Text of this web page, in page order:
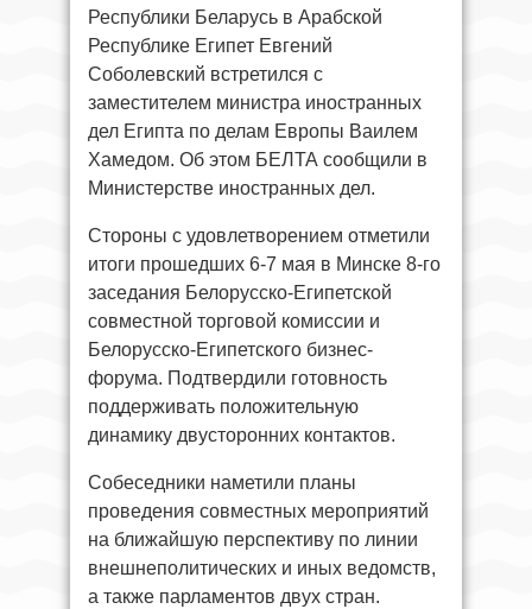
Республики Беларусь в Арабской
Республике Египет Евгений
Соболевский встретился с
заместителем министра иностранных
дел Египта по делам Европы Ваилем
Хамедом. Об этом БЕЛТА сообщили в
Министерстве иностранных дел.
Стороны с удовлетворением отметили
итоги прошедших 6-7 мая в Минске 8-го
заседания Белорусско-Египетской
совместной торговой комиссии и
Белорусско-Египетского бизнес-
форума. Подтвердили готовность
поддерживать положительную
динамику двусторонних контактов.
Собеседники наметили планы
проведения совместных мероприятий
на ближайшую перспективу по линии
внешнеполитических и иных ведомств,
а также парламентов двух стран.